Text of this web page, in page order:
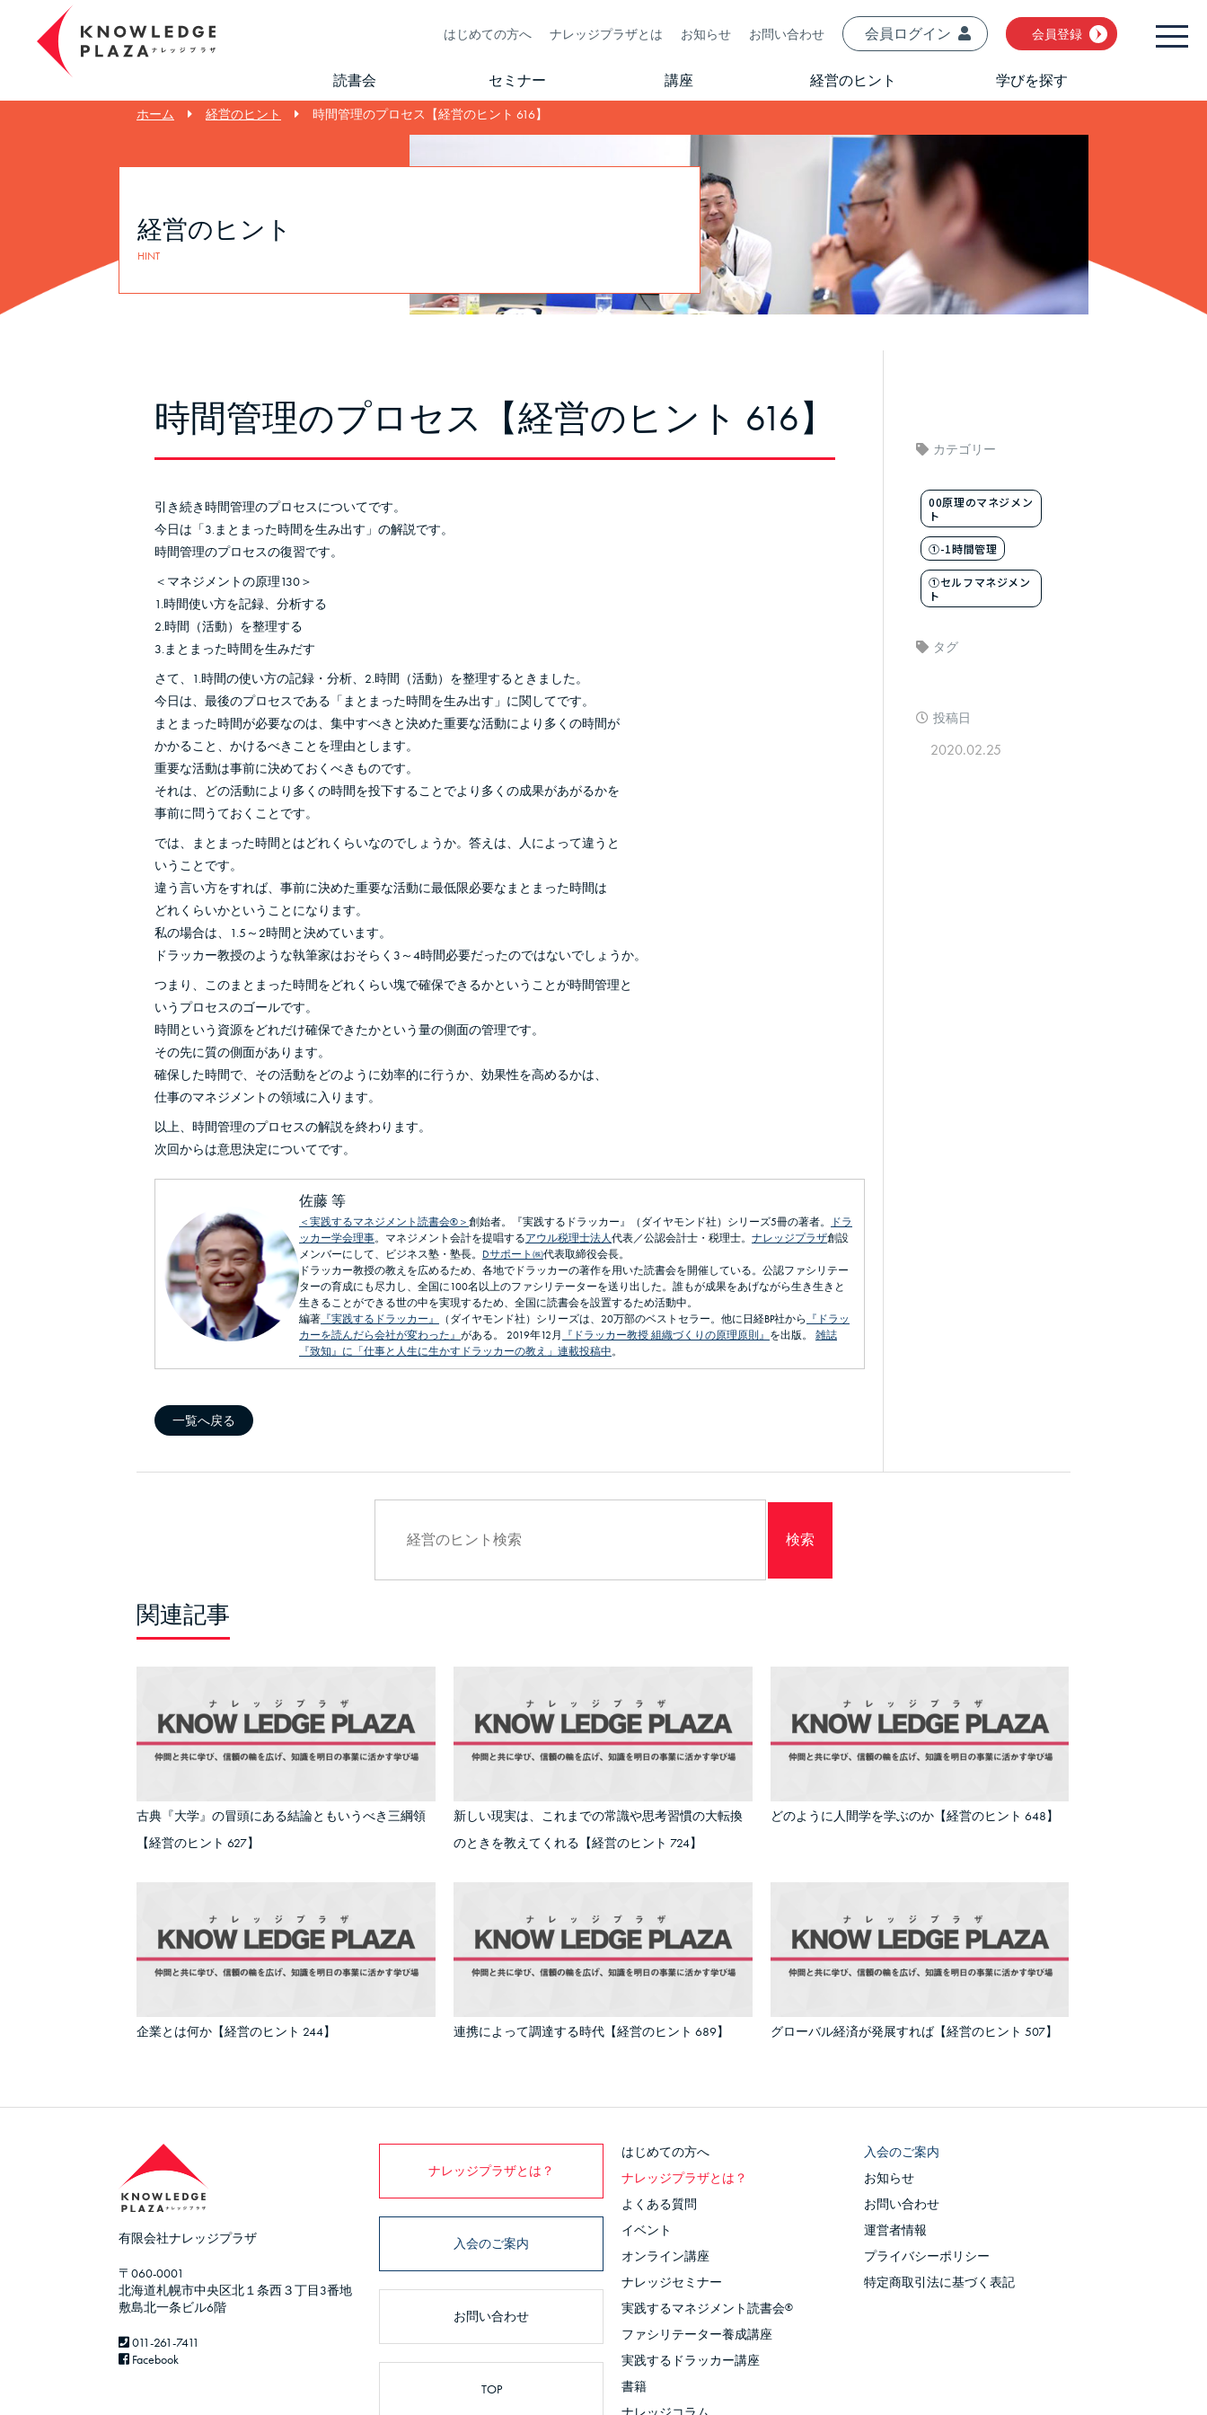
はじめての方へ ナレッジプラザとは お知らせ お問い合わせ 会員ログイン 会員登録
読書会 セミナー 講座 経営のヒント 学びを探す
ホーム 経営のヒント 時間管理のプロセス【経営のヒント 616】
経営のヒント
HINT
時間管理のプロセス【経営のヒント 616】
引き続き時間管理のプロセスについてです。
今日は「3.まとまった時間を生み出す」の解説です。
時間管理のプロセスの復習です。
＜マネジメントの原理130＞
1.時間使い方を記録、分析する
2.時間（活動）を整理する
3.まとまった時間を生みだす
さて、1.時間の使い方の記録・分析、2.時間（活動）を整理するときました。
今日は、最後のプロセスである「まとまった時間を生み出す」に関してです。
まとまった時間が必要なのは、集中すべきと決めた重要な活動により多くの時間が
かかること、かけるべきことを理由とします。
重要な活動は事前に決めておくべきものです。
それは、どの活動により多くの時間を投下することでより多くの成果があがるかを
事前に問うておくことです。
では、まとまった時間とはどれくらいなのでしょうか。答えは、人によって違うと
いうことです。
違う言い方をすれば、事前に決めた重要な活動に最低限必要なまとまった時間は
どれくらいかということになります。
私の場合は、1.5～2時間と決めています。
ドラッカー教授のような執筆家はおそらく3～4時間必要だったのではないでしょうか。
つまり、このまとまった時間をどれくらい塊で確保できるかということが時間管理と
いうプロセスのゴールです。
時間という資源をどれだけ確保できたかという量の側面の管理です。
その先に質の側面があります。
確保した時間で、その活動をどのように効率的に行うか、効果性を高めるかは、
仕事のマネジメントの領域に入ります。
以上、時間管理のプロセスの解説を終わります。
次回からは意思決定についてです。
佐藤 等
＜実践するマネジメント読書会®＞創始者。『実践するドラッカー』（ダイヤモンド社）シリーズ5冊の著者。
ドラ
ッカー学会理事。マネジメント会計を提唱するアウル税理士法人代表／公認会計士・税理士。 ナレッジプラザ創設
メンバーにして、ビジネス塾・塾長。 Dサポート㈱代表取締役会長。
ドラッカー教授の教えを広めるため、各地でドラッカーの著作を用いた読書会を開催している。公認ファシリテー
ターの育成にも尽力し、全国に100名以上のファシリテーターを送り出した。誰もが成果をあげながら生き生きと
生きることができる世の中を実現するため、全国に読書会を設置するため活動中。
編著 『実践するドラッカー』 （ダイヤモンド社）シリーズは、20万部のベストセラー。他に日経BP社から 『ドラッ
カーを読んだら会社が変わった』 がある。 2019年12月 『ドラッカー教授 組織づくりの原理原則』 を出版。 雑誌
『致知』に「仕事と人生に生かすドラッカーの教え」連載投稿中。
一覧へ戻る
カテゴリー
00原理のマネジメン
ト
①-1時間管理
①セルフマネジメン
ト
タグ
投稿日
2020.02.25
関連記事
古典『大学』の冒頭にある結論ともいうべき三綱領
【経営のヒント 627】
新しい現実は、これまでの常識や思考習慣の大転換
のときを教えてくれる【経営のヒント 724】
どのように人間学を学ぶのか【経営のヒント 648】
企業とは何か【経営のヒント 244】 連携によって調達する時代【経営のヒント 689】 グローバル経済が発展すれば【経営のヒント 507】
有限会社ナレッジプラザ
〒060-0001
北海道札幌市中央区北１条西３丁目3番地
敷島北一条ビル6階
011-261-7411
Facebook
ナレッジプラザとは？
入会のご案内
お問い合わせ
TOP
はじめての方へ
ナレッジプラザとは？
よくある質問
イベント
オンライン講座
ナレッジセミナー
実践するマネジメント読書会®
ファシリテーター養成講座
実践するドラッカー講座
書籍
入会のご案内
お知らせ
お問い合わせ
運営者情報
プライバシーポリシー
特定商取引法に基づく表記